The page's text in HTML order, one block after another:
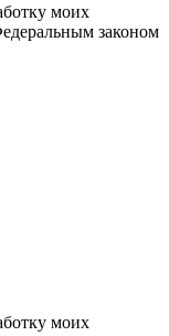
моих
законом
моих